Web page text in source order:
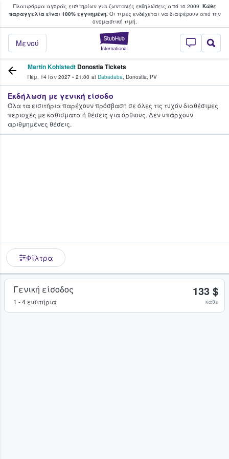
Πλατφόρμα αγοράς εισιτηρίων για ζωντανές εκδηλώσεις από το 2009. Κάθε
παραγγελία είναι 100% εγγυημένη.Οι τιμές ενδέχεται να διαφέρουν από την
oνομαστική τιμή.
StubHub - Όπου
Μενού
φαν αγοράζουν και πουλούν
Martin Kohlstedt Donostia Tickets
Πέμ, 14 Ιαν 2027 • 21:00 at Dabadaba, Donostia, PV
Εκδήλωση με γενική είσοδο
Όλα τα εισιτήρια παρέχουν πρόσβαση σε όλες τις τυχόν διαθέσιμες
περιοχές με καθίσματα ή θέσεις για όρθιους. Δεν υπάρχουν
αριθμημένες θέσεις.
Φίλτρα
Γενική είσοδος
1 - 4 εισιτήρια
133 $
κάθε